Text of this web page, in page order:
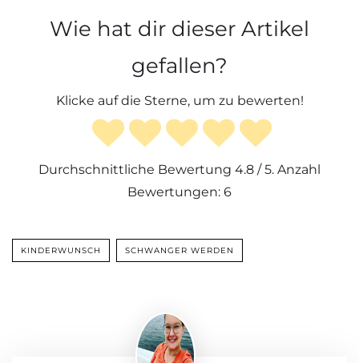
Wie hat dir dieser Artikel
gefallen?
Klicke auf die Sterne, um zu bewerten!
Durchschnittliche Bewertung 4.8 / 5. Anzahl
Bewertungen: 6
KINDERWUNSCH SCHWANGER WERDEN